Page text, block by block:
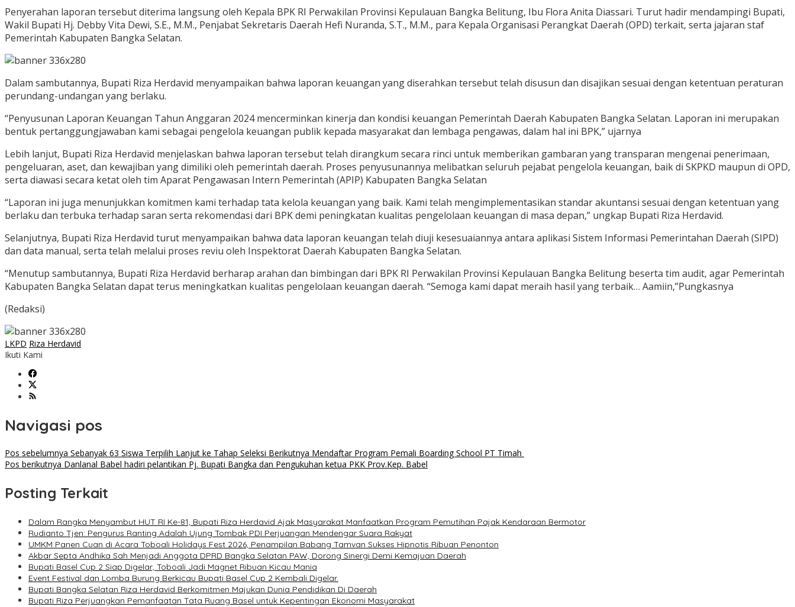
Penyerahan laporan tersebut diterima langsung oleh Kepala BPK RI Perwakilan Provinsi Kepulauan Bangka Belitung, Ibu Flora Anita Diassari. Turut hadir mendampingi Bupati,
Wakil Bupati Hj. Debby Vita Dewi, S.E., M.M., Penjabat Sekretaris Daerah Hefi Nuranda, S.T., M.M., para Kepala Organisasi Perangkat Daerah (OPD) terkait, serta jajaran staf
Pemerintah Kabupaten Bangka Selatan.
Dalam sambutannya, Bupati Riza Herdavid menyampaikan bahwa laporan keuangan yang diserahkan tersebut telah disusun dan disajikan sesuai dengan ketentuan peraturan
perundang-undangan yang berlaku.
“Penyusunan Laporan Keuangan Tahun Anggaran 2024 mencerminkan kinerja dan kondisi keuangan Pemerintah Daerah Kabupaten Bangka Selatan. Laporan ini merupakan
bentuk pertanggungjawaban kami sebagai pengelola keuangan publik kepada masyarakat dan lembaga pengawas, dalam hal ini BPK,” ujarnya
Lebih lanjut, Bupati Riza Herdavid menjelaskan bahwa laporan tersebut telah dirangkum secara rinci untuk memberikan gambaran yang transparan mengenai penerimaan,
pengeluaran, aset, dan kewajiban yang dimiliki oleh pemerintah daerah. Proses penyusunannya melibatkan seluruh pejabat pengelola keuangan, baik di SKPKD maupun di OPD,
serta diawasi secara ketat oleh tim Aparat Pengawasan Intern Pemerintah (APIP) Kabupaten Bangka Selatan
“Laporan ini juga menunjukkan komitmen kami terhadap tata kelola keuangan yang baik. Kami telah mengimplementasikan standar akuntansi sesuai dengan ketentuan yang
berlaku dan terbuka terhadap saran serta rekomendasi dari BPK demi peningkatan kualitas pengelolaan keuangan di masa depan,” ungkap Bupati Riza Herdavid.
Selanjutnya, Bupati Riza Herdavid turut menyampaikan bahwa data laporan keuangan telah diuji kesesuaiannya antara aplikasi Sistem Informasi Pemerintahan Daerah (SIPD)
dan data manual, serta telah melalui proses reviu oleh Inspektorat Daerah Kabupaten Bangka Selatan.
“Menutup sambutannya, Bupati Riza Herdavid berharap arahan dan bimbingan dari BPK RI Perwakilan Provinsi Kepulauan Bangka Belitung beserta tim audit, agar Pemerintah
Kabupaten Bangka Selatan dapat terus meningkatkan kualitas pengelolaan keuangan daerah. “Semoga kami dapat meraih hasil yang terbaik… Aamiin,”Pungkasnya
(Redaksi)
LKPD Riza Herdavid
Ikuti Kami
Navigasi pos
Pos sebelumnya Sebanyak 63 Siswa Terpilih Lanjut ke Tahap Seleksi Berikutnya Mendaftar Program Pemali Boarding School PT Timah
Pos berikutnya Danlanal Babel hadiri pelantikan Pj. Bupati Bangka dan Pengukuhan ketua PKK Prov.Kep. Babel
Posting Terkait
Dalam Rangka Menyambut HUT RI Ke-81, Bupati Riza Herdavid Ajak Masyarakat Manfaatkan Program Pemutihan Pajak Kendaraan Bermotor
Rudianto Tjen: Pengurus Ranting Adalah Ujung Tombak PDI Perjuangan Mendengar Suara Rakyat
UMKM Panen Cuan di Acara Toboali Holidays Fest 2026, Penampilan Babang Tamvan Sukses Hipnotis Ribuan Penonton
Akbar Septa Andhika Sah Menjadi Anggota DPRD Bangka Selatan PAW, Dorong Sinergi Demi Kemajuan Daerah
Bupati Basel Cup 2 Siap Digelar, Toboali Jadi Magnet Ribuan Kicau Mania
Event Festival dan Lomba Burung Berkicau Bupati Basel Cup 2 Kembali Digelar.
Bupati Bangka Selatan Riza Herdavid Berkomitmen Majukan Dunia Pendidikan Di Daerah
Bupati Riza Perjuangkan Pemanfaatan Tata Ruang Basel untuk Kepentingan Ekonomi Masyarakat